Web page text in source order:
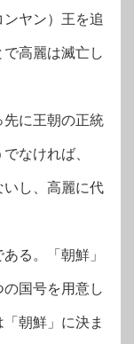
ヤン）王を追
高麗は滅亡し
先に王朝の正統
なければ、
いし、高麗に代
る。「朝鮮」
国号を用意し
朝鮮」に決ま